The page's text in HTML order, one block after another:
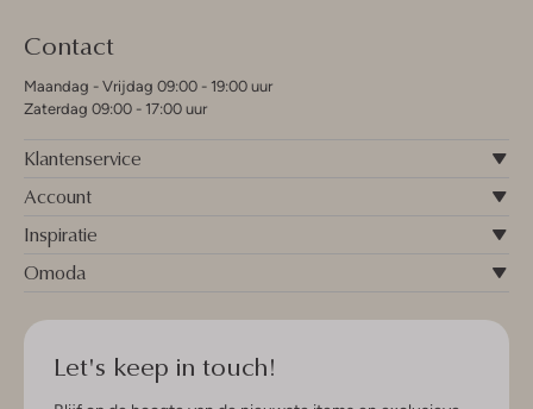
Contact
Maandag - Vrijdag 09:00 - 19:00 uur
Zaterdag 09:00 - 17:00 uur
Klantenservice
Account
Inspiratie
Omoda
Let's keep in touch!